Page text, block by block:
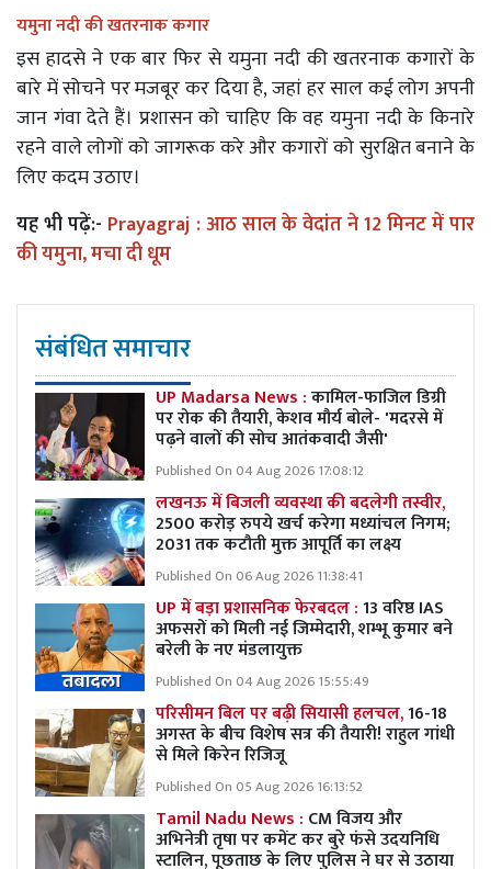
यमुना नदी की खतरनाक कगार
इस हादसे ने एक बार फिर से यमुना नदी की खतरनाक कगारों के
बारे में सोचने पर मजबूर कर दिया है, जहां हर साल कई लोग अपनी
जान गंवा देते हैं। प्रशासन को चाहिए कि वह यमुना नदी के किनारे
रहने वाले लोगों को जागरूक करे और कगारों को सुरक्षित बनाने के
लिए कदम उठाए।
यह भी पढ़ें:- Prayagraj : आठ साल के वेदांत ने 12 मिनट में पार
की यमुना, मचा दी धूम
संबंधित समाचार
UP Madarsa News :कामिल-फाजिल डिग्री
पर रोक की तैयारी, केशव मौर्य बोले- 'मदरसे में
पढ़ने वालों की सोच आतंकवादी जैसी'
Published On 04 Aug 2026 17:08:12
लखनऊ में बिजली व्यवस्था की बदलेगी तस्वीर,
2500 करोड़ रुपये खर्च करेगा मध्यांचल निगम;
2031 तक कटौती मुक्त आपूर्ति का लक्ष्य
Published On 06 Aug 2026 11:38:41
UP में बड़ा प्रशासनिक फेरबदल :13 वरिष्ठ IAS
अफसरों को मिली नई जिम्मेदारी, शम्भू कुमार बने
बरेली के नए मंडलायुक्त
Published On 04 Aug 2026 15:55:49
परिसीमन बिल पर बढ़ी सियासी हलचल,16-18
अगस्त के बीच विशेष सत्र की तैयारी! राहुल गांधी
से मिले किरेन रिजिजू
Published On 05 Aug 2026 16:13:52
Tamil Nadu News : CM विजय और
अभिनेत्री तृषा पर कमेंट कर बुरे फंसे उदयनिधि
स्टालिन, पूछताछ के लिए पुलिस ने घर से उठाया